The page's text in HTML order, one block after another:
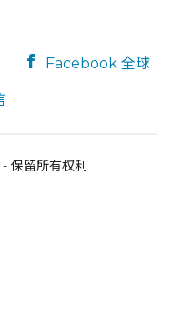
Facebook 全球
留所有权利